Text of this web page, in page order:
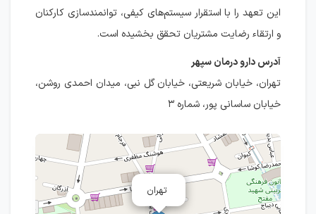
این تعهد را با استقرار سیستم‌های کیفی، توانمندسازی کارکنان
و ارتقاء رضایت مشتریان تحقق بخشیده است.
آدرس دارو درمان سپهر
تهران، خيابان شریعتی، خیابان گل نبی، میدان احمدی روشن،
خیابان ساسانی پور، شماره ۳
تهران